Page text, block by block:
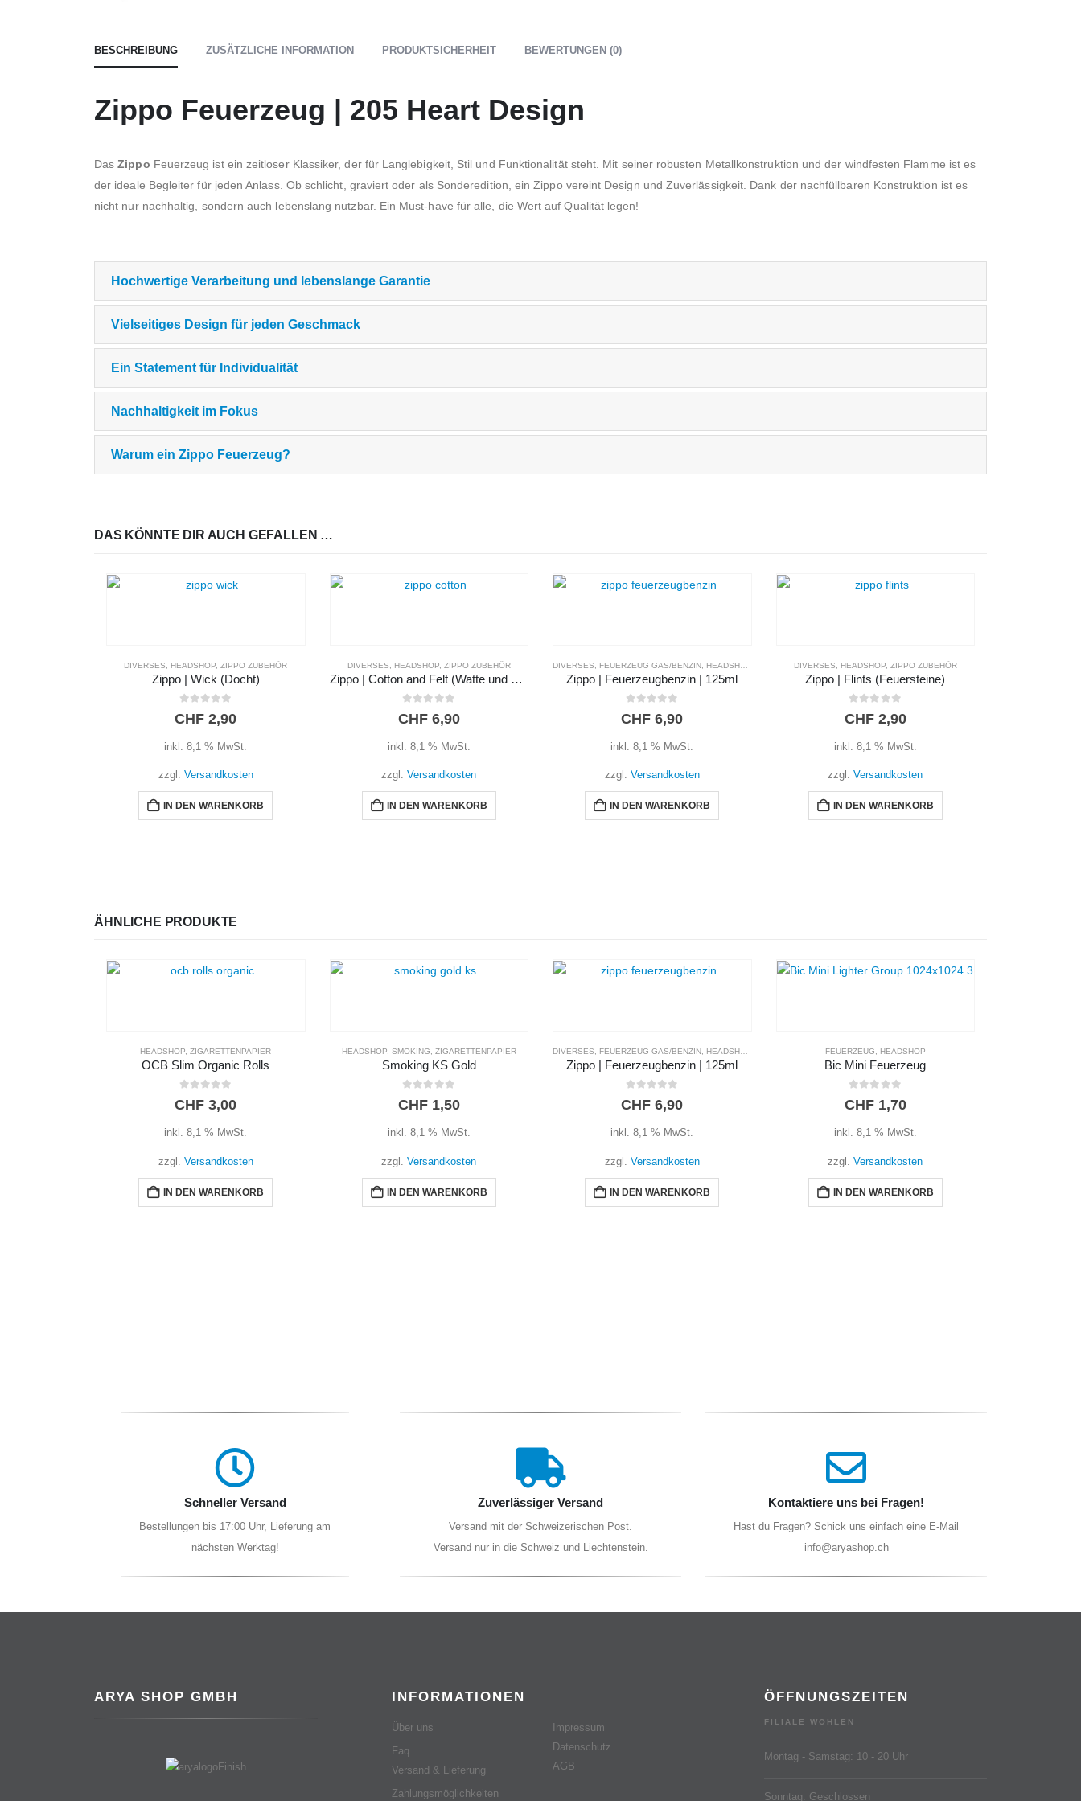
BESCHREIBUNG ZUSÄTZLICHE INFORMATION PRODUKTSICHERHEIT BEWERTUNGEN (0)
Zippo Feuerzeug | 205 Heart Design
DasZippo Feuerzeug ist ein zeitloser Klassiker, der für Langlebigkeit, Stil und Funktionalität steht. Mit seiner robusten Metallkonstruktion und der windfesten Flamme ist es
der ideale Begleiter für jeden Anlass. Ob schlicht, graviert oder als Sonderedition, ein Zippo vereint Design und Zuverlässigkeit. Dank der nachfüllbaren Konstruktion ist es
nicht nur nachhaltig, sondern auch lebenslang nutzbar. Ein Must-have für alle, die Wert auf Qualität legen!
Hochwertige Verarbeitung und lebenslange Garantie
Vielseitiges Design für jeden Geschmack
Ein Statement für Individualität
Nachhaltigkeit im Fokus
Warum ein Zippo Feuerzeug?
DAS KÖNNTE DIR AUCH GEFALLEN …
DIVERSES HEADSHOP ,ZIPPO ZUBEHÖR
Zippo | Wick (Docht)
CHF 2,90
inkl. 8,1 % MwSt.
zzgl. Versandkosten
IN DEN WARENKORB
DIVERSES HEADSHOP, ZIPPO ZUBEHÖR
Zippo | Cotton and Felt (Watte und Filz)
CHF6,90
inkl. 8,1 % MwSt.
zzgl.Versandkosten
IN DEN WARENKORB
DIVERSES FEUERZEUG GAS/BENZIN HEADSHOP ZIPPO ZUBEHÖR
Zippo | Feuerzeugbenzin | 125ml
CHF 6,90
inkl. 8,1 % MwSt.
zzgl. Versandkosten
IN DEN WARENKORB
DIVERSES HEADSHOP, ZIPPO ZUBEHÖR
Zippo | Flints (Feuersteine)
CHF2,90
inkl. 8,1 % MwSt.
zzgl.Versandkosten
IN DEN WARENKORB
ÄHNLICHE PRODUKTE
HEADSHOP ,ZIGARETTENPAPIER
OCB Slim Organic Rolls
CHF 3,00
inkl. 8,1 % MwSt.
zzgl. Versandkosten
IN DEN WARENKORB
HEADSHOP, SMOKING ZIGARETTENPAPIER
Smoking KS Gold
CHF1,50
inkl. 8,1 % MwSt.
zzgl.Versandkosten
IN DEN WARENKORB
DIVERSES FEUERZEUG GAS/BENZIN HEADSHOP
Zippo | Feuerzeugbenzin | 125ml
CHF 6,90
inkl. 8,1 % MwSt.
zzgl. Versandkosten
IN DEN WARENKORB
FEUERZEUG HEADSHOP
Bic Mini Feuerzeug
CHF1,70
inkl. 8,1 % MwSt.
zzgl.Versandkosten
IN DEN WARENKORB
Schneller Versand
Bestellungen bis 17:00 Uhr, Lieferung am
nächsten Werktag!
Zuverlässiger Versand
Versand mit der Schweizerischen Post.
Versand nur in die Schweiz und Liechtenstein.
Kontaktiere uns bei Fragen!
Hast du Fragen? Schick uns einfach eine E-Mail
info@aryashop.ch
ARYA SHOP GMBH INFORMATIONEN
Über uns
Faq
Versand & Lieferung
Zahlungsmöglichkeiten
Impressum
Datenschutz
AGB
ÖFFNUNGSZEITEN
FILIALE WOHLEN
Montag - Samstag: 10 - 20 Uhr
Sonntag: Geschlossen